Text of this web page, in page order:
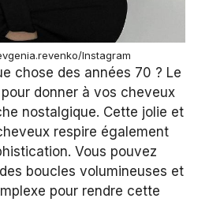
Instagram
chose des années 70 ? Le
donner à vos cheveux
nostalgique. Cette jolie et
respire également
Vous pouvez
boucles volumineuses et
pour rendre cette